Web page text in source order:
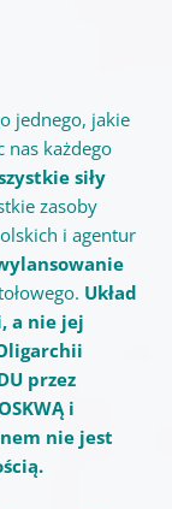
jednego, jakie
każdego
siły
zasoby
i agentur
Układ
a nie jej
przez
i
nie jest